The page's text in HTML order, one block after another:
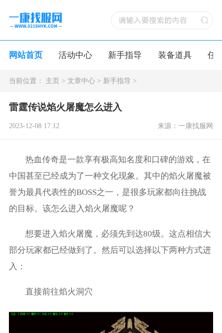
网站首页 活动中心 新手指导 装备道具 任
当前位置： 主页> 文章中心> 新手指导 >
雷霆传说焰火屠魔怎么进入
2023-12-08 17:12 来源：一康找服网
热血传奇是一款享有极高知名度和口碑的游戏，在
中国甚至已经成为了一种文化现象。其中的焰火屠魔被
誉为最具代表性的BOSS之一，是很多玩家都向往挑战
的目标。该怎么进入焰火屠魔呢？
想要进入焰火屠魔，必须先到达80级。这点相信大
部分玩家都已经做到了。然后可以选择以下两种方式进
入：
直接前往焰火洞穴